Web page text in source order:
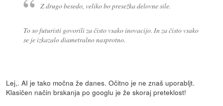
Z drugo besedo, veliko bo presežka delovne sile.
To so futuristi govorili za čisto vsako inovacijo. In za čisto vsako
se je izkazalo diametralno nasprotno.
Lej,. AI je tako močna že danes. Očitno je ne znaš uporabljt.
Klasičen način brskanja po googlu je že skoraj preteklost!